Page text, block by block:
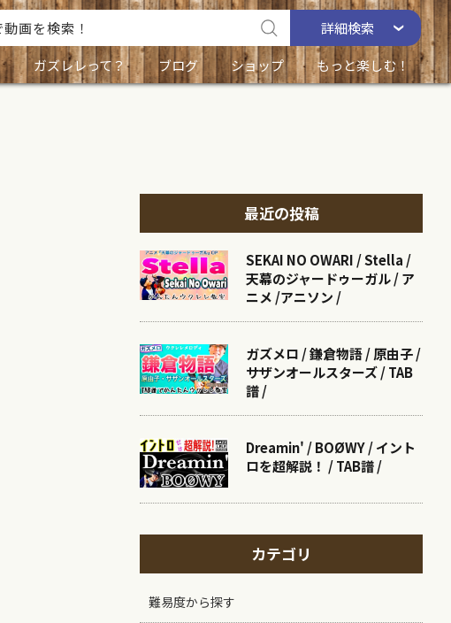
詳細検索
ガズレレって？ ブログ ショップ もっと楽しむ！
最近の投稿
SEKAI NO OWARI / Stella /
天幕のジャードゥーガル / ア
ニメ /アニソン /
ガズメロ / 鎌倉物語 / 原由子 /
サザンオールスターズ / TAB
譜 /
Dreamin' / BOØWY / イント
ロを超解説！ / TAB譜 /
カテゴリ
難易度から探す